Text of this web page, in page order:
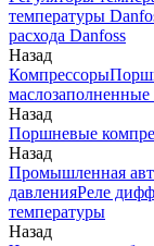
температуры
расхода Danfoss
Назад
Компрессоры
Назад
Поршневые
Назад
Промышленная
давленияРеле
температуры
Назад